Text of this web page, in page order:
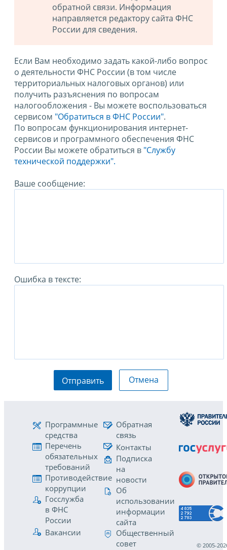
обратной связи. Информация
направляется редактору сайта ФНС
России для сведения.
Если Вам необходимо задать какой-либо вопрос
о деятельности ФНС России (в том числе
территориальных налоговых органов) или
получить разъяснения по вопросам
налогообложения - Вы можете воспользоваться
сервисом "Обратиться в ФНС России".
По вопросам функционирования интернет-
сервисов и программного обеспечения ФНС
России Вы можете обратиться в "Службу
технической поддержки".
Ваше сообщение:
Ошибка в тексте:
Отправить Отмена
Программные
средства
Перечень
обязательных
требований
Противодействие
коррупции
Госслужба
в ФНС
России
Вакансии
Обратная
связь
Контакты
Подписка
на
новости
Об
использовании
информации
сайта
Общественный
совет
© 2005-